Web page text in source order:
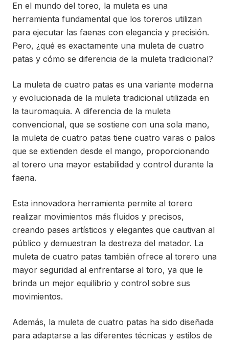
En el mundo del toreo, la muleta es una
herramienta fundamental que los toreros utilizan
para ejecutar las faenas con elegancia y precisión.
Pero, ¿qué es exactamente una muleta de cuatro
patas y cómo se diferencia de la muleta tradicional?
La muleta de cuatro patas es una variante moderna
y evolucionada de la muleta tradicional utilizada en
la tauromaquia. A diferencia de la muleta
convencional, que se sostiene con una sola mano,
la muleta de cuatro patas tiene cuatro varas o palos
que se extienden desde el mango, proporcionando
al torero una mayor estabilidad y control durante la
faena.
Esta innovadora herramienta permite al torero
realizar movimientos más fluidos y precisos,
creando pases artísticos y elegantes que cautivan al
público y demuestran la destreza del matador. La
muleta de cuatro patas también ofrece al torero una
mayor seguridad al enfrentarse al toro, ya que le
brinda un mejor equilibrio y control sobre sus
movimientos.
Además, la muleta de cuatro patas ha sido diseñada
para adaptarse a las diferentes técnicas y estilos de